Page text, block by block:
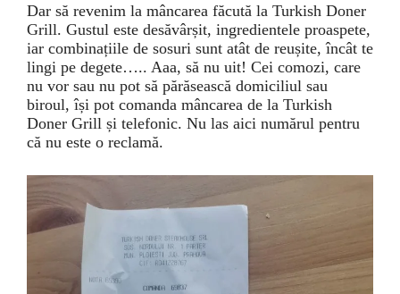
Dar să revenim la mâncarea făcută la Turkish Doner
Grill. Gustul este desăvârșit, ingredientele proaspete,
iar combinațiile de sosuri sunt atât de reușite, încât te
lingi pe degete….. Aaa, să nu uit! Cei comozi, care
nu vor sau nu pot să părăsească domiciliul sau
biroul, își pot comanda mâncarea de la Turkish
Doner Grill și telefonic. Nu las aici numărul pentru
că nu este o reclamă.